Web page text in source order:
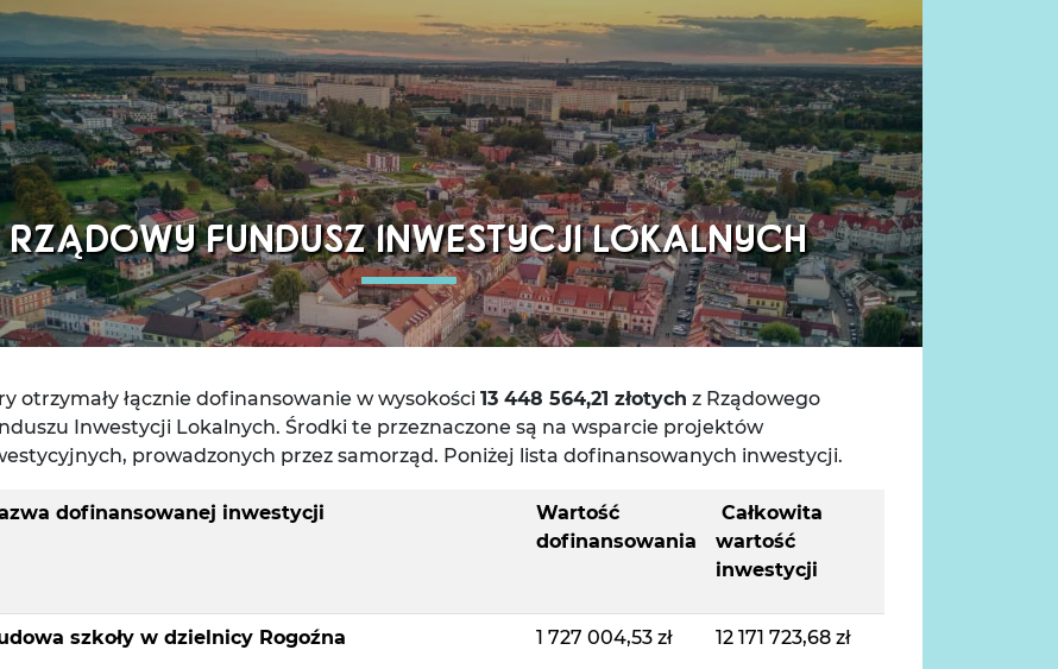
RZĄDOWY FUNDUSZ INWESTYCJI LOKALNYCH
otrzymały łącznie dofinansowanie w wysokości 13 448 564,21 złotych z Rządowego
Inwestycji Lokalnych. Środki te przeznaczone są na wsparcie projektów
prowadzonych przez samorząd. Poniżej lista dofinansowanych inwestycji.
dofinansowanej inwestycji
Wartość
dofinansowania
Całkowita
wartość
inwestycji
szkoły w dzielnicy Rogoźna 1 727 004,53 zł 12 171 723,68 zł